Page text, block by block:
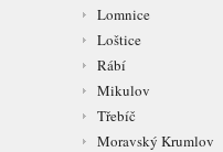
Lomnice
Loštice
Rábí
Mikulov
Třebíč
Moravský Krumlov